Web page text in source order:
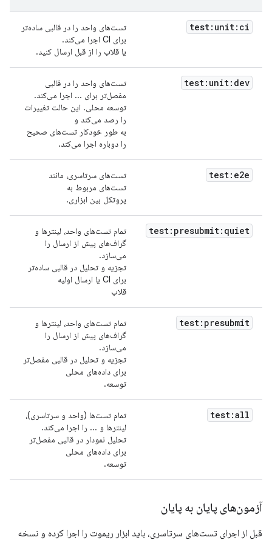
test:unit:ci
تست‌های واحد را در قالبی ساده‌تر
برای CI اجرا می‌کند.
یا قلاب را از قبل ارسال کنید.
test:unit:dev
تست‌های واحد را در قالبی
مفصل‌تر برای ... اجرا می‌کند.
توسعه محلی. این حالت تغییرات
را رصد می‌کند و
به طور خودکار تست‌های صحیح
را دوباره اجرا می‌کند.
test:e2e
تست‌های سرتاسری، مانند
تست‌های مربوط به
پروتکل بین ابزاری.
test:presubmit:quiet
تمام تست‌های واحد، لینترها و
گراف‌های پیش از ارسال را
می‌سازد.
تجزیه و تحلیل در قالبی ساده‌تر
برای CI یا ارسال اولیه
قلاب
test:presubmit
تمام تست‌های واحد، لینترها و
گراف‌های پیش از ارسال را
می‌سازد.
تجزیه و تحلیل در قالبی مفصل‌تر
برای داده‌های محلی
توسعه.
test:all
تمام تست‌ها (واحد و سرتاسری)،
لینترها و ... را اجرا می‌کند.
تحلیل نمودار در قالبی مفصل‌تر
برای داده‌های محلی
توسعه.
آزمون‌های پایان به پایان
قبل از اجرای تست‌های سرتاسری، باید ابزار ریموت را اجرا کرده و نسخه